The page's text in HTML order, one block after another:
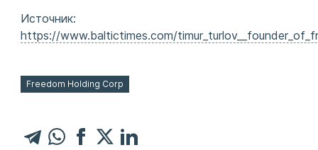
Источник:
https://www.baltictimes.com/
Freedom Holding Corp